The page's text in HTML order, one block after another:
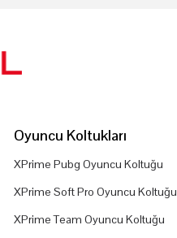
Oyuncu Koltukları
XPrime Pubg Oyuncu Koltuğu
XPrime Soft Pro Oyuncu Koltuğu
XPrime Team Oyuncu Koltuğu